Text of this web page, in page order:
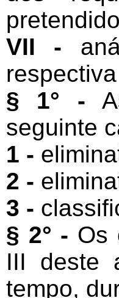
VII -
§ 1° -
seguinte
1 -
2 -
3 -
§ 2° - Os
III deste
tempo,